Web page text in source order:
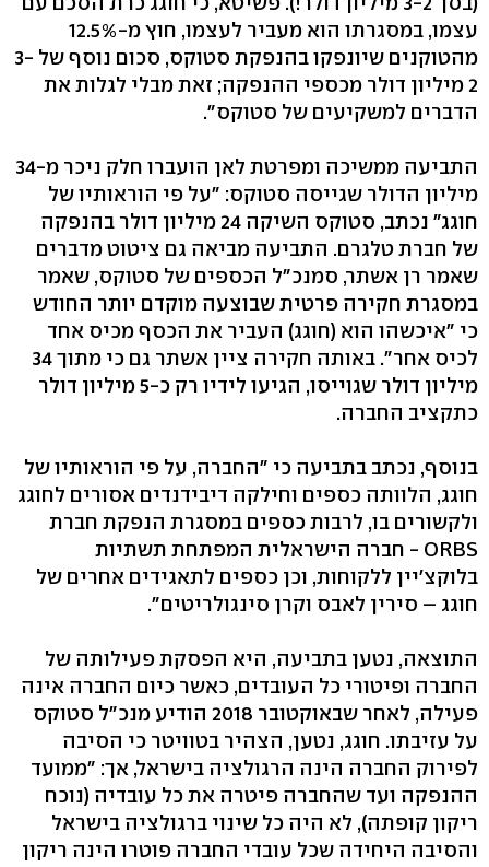
עצמו, במסגרתו הוא מעביר לעצמו, חוץ מ-12.5%
מהטוקנים שיונפקו בהנפקת סטוקס, סכום נוסף של 3-
2 מיליון דולר מכספי ההנפקה; זאת מבלי לגלות את
הדברים למשקיעים של סטוקס".
התביעה ממשיכה ומפרטת לאן הועברו חלק ניכר מ-34
מיליון הדולר שגייסה סטוקס: "על פי הוראותיו של
חוגג" נכתב, סטוקס השיקה 24 מיליון דולר בהנפקה
של חברת טלגרם. התביעה מביאה גם ציטוט מדברים
שאמר רן אשתר, סמנכ"ל הכספים של סטוקס, שאמר
במסגרת חקירה פרטית שבוצעה מוקדם יותר החודש
כי "איכשהו הוא (חוגג) העביר את הכסף מכיס אחד
לכיס אחר". באותה חקירה ציין אשתר גם כי מתוך 34
מיליון דולר שגוייסו, הגיעו לידיו רק כ-5 מיליון דולר
כתקציב החברה.
בנוסף, נכתב בתביעה כי "החברה, על פי הוראותיו של
חוגג, הלוותה כספים וחילקה דיבידנדים אסורים לחוגג
ולקשורים בו, לרבות כספים במסגרת הנפקת חברת
ORBS - חברה הישראלית המפתחת תשתיות
בלוקצ'יין ללקוחות, וכן כספים לתאגידים אחרים של
חוגג – סירין לאבס וקרן סינגולריטים".
התוצאה, נטען בתביעה, היא הפסקת פעילותה של
החברה ופיטורי כל העובדים, כאשר כיום החברה אינה
פעילה, לאחר שבאוקטובר 2018 הודיע מנכ"ל סטוקס
על עזיבתו. חוגג, נטען, הצהיר בטוויטר כי הסיבה
לפירוק החברה הינה הרגולציה בישראל, אך: "ממועד
ההנפקה ועד שהחברה פיטרה את כל עובדיה (נוכח
ריקון קופתה), לא היה כל שינוי ברגולציה בישראל
והסיבה היחידה שכל עובדי החברה פוטרו הינה ריקון